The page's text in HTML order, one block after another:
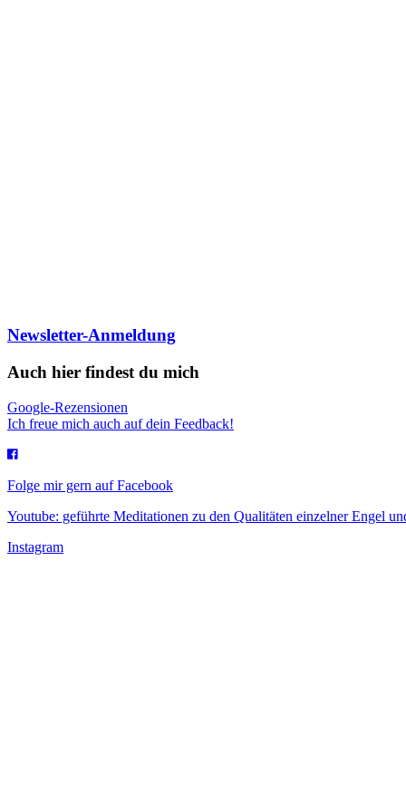
Newsletter-Anmeldung
Auch hier findest du mich
Google-Rezensionen
Ich freue mich auch auf dein Feedback!
Folge mir gern auf Facebook
Youtube: geführte Meditationen zu den Qualitäten einzelner Engel
Instagram